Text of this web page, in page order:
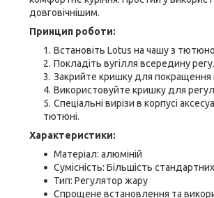
довговічнішим.
Принцип роботи:
Встановіть Lotus на чашу з
Покладіть вугілля всередину
Закрийте кришку для
Використовуйте кришку для
Спеціальні вирізи в корпусі
тютюні.
Характеристики:
Матеріал: алюміній
Сумісність: Більшість
Тип: Регулятор жару
Спрощене встановлення та